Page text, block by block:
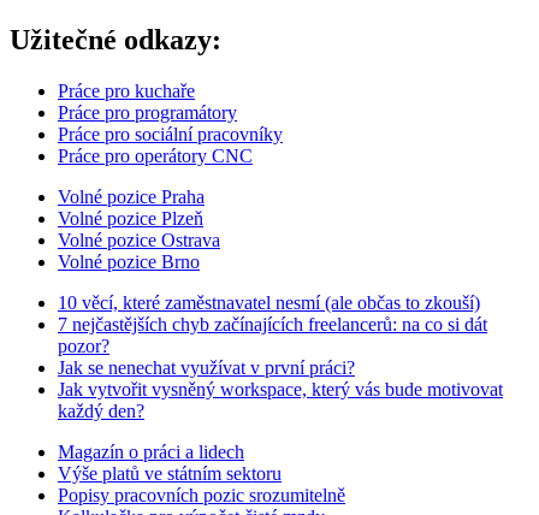
Užitečné odkazy:
Práce pro kuchaře
Práce pro programátory
Práce pro sociální pracovníky
Práce pro operátory CNC
Volné pozice Praha
Volné pozice Plzeň
Volné pozice Ostrava
Volné pozice Brno
10 věcí, které zaměstnavatel nesmí (ale občas to zkouší)
7 nejčastějších chyb začínajících freelancerů: na co si dát
pozor?
Jak se nenechat využívat v první práci?
Jak vytvořit vysněný workspace, který vás bude motivovat
každý den?
Magazín o práci a lidech
Výše platů ve státním sektoru
Popisy pracovních pozic srozumitelně